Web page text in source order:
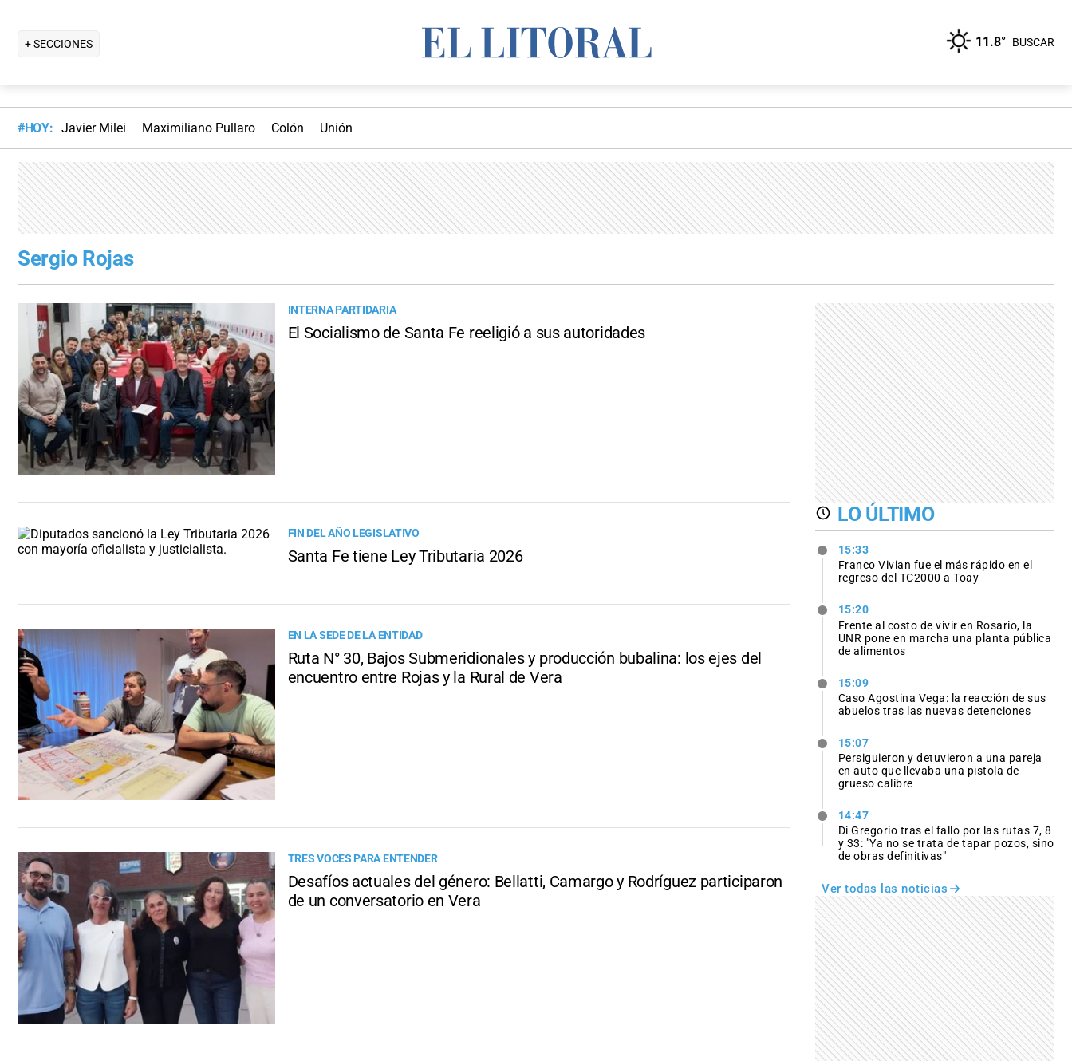
+ SECCIONES 11.8° BUSCAR
#HOY: Javier Milei Maximiliano Pullaro Colón Unión
Sergio Rojas
INTERNA PARTIDARIA
El Socialismo de Santa Fe reeligió a sus autoridades
FIN DEL AÑO LEGISLATIVO
Santa Fe tiene Ley Tributaria 2026
EN LA SEDE DE LA ENTIDAD
Ruta N° 30, Bajos Submeridionales y producción bubalina: los ejes del
encuentro entre Rojas y la Rural de Vera
TRES VOCES PARA ENTENDER
Desafíos actuales del género: Bellatti, Camargo y Rodríguez participaron
de un conversatorio en Vera
LO ÚLTIMO
15:33
Franco Vivian fue el más rápido en el
regreso del TC2000 a Toay
15:20
Frente al costo de vivir en Rosario, la
UNR pone en marcha una planta pública
de alimentos
15:09
Caso Agostina Vega: la reacción de sus
abuelos tras las nuevas detenciones
15:07
Persiguieron y detuvieron a una pareja
en auto que llevaba una pistola de
grueso calibre
14:47
Di Gregorio tras el fallo por las rutas 7, 8
y 33: "Ya no se trata de tapar pozos, sino
de obras definitivas"
Ver todas las noticias